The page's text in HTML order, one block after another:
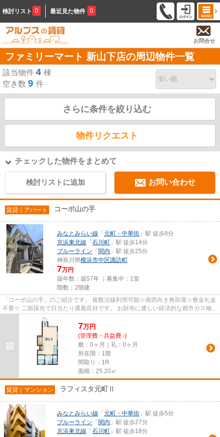
検討リスト 0 最近見た物件 0
お問合せ
ファミリーマート 新山下店の周辺物件一覧
該当物件 4 棟
空き数 9 件
さらに条件を絞り込む
物件リクエスト
チェックした物件をまとめて
検討リストに追加 お問い合わせ
賃貸｜アパート コーポ山の手
みなとみらい線 「 元町・中華街 」駅 徒歩8分
京浜東北線 「 石川町 」駅 徒歩14分
ブルーライン 「 関内 」駅 徒歩25分
神奈川県横浜市中区諏訪町
7万円
築年数：築57年 ｜募集中： 1室
階数：2階建
「コーポ山の手」のご紹介です。 複数沿線利用可能☆南西向き角部屋☆敷金礼金
不要☆ 二面採光で日当たり通風良好です。 お財布に優しい経済的な都市ガス物
件。 収納がありお部屋を広々お...
7万円
(管理費・共益費 -)
敷：0ヶ月｜礼：0ヶ月
所在階：1階
間取り：1R
面積：25.20㎡
賃貸｜マンション ラフィスタ元町Ⅱ
みなとみらい線 「 元町・中華街 」駅 徒歩5分
ブルーライン 「 関内 」駅 徒歩27分
京浜東北線 「 石川町 」駅 徒歩18分